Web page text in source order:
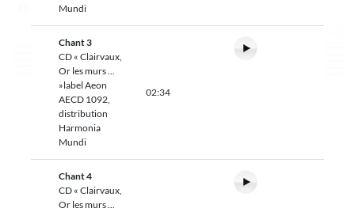
Mundi
Chant 3
CD « Clairvaux,
Or les murs ...
»label Aeon
AECD 1092,
distribution
Harmonia
Mundi
02:34
Chant 4
CD « Clairvaux,
Or les murs ...